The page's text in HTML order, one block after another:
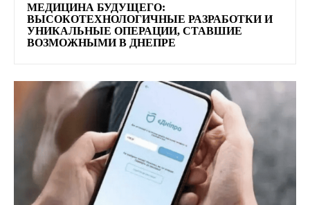
МЕДИЦИНА БУДУЩЕГО:
ВЫСОКОТЕХНОЛОГИЧНЫЕ РАЗРАБОТКИ И
УНИКАЛЬНЫЕ ОПЕРАЦИИ, СТАВШИЕ
ВОЗМОЖНЫМИ В ДНЕПРЕ